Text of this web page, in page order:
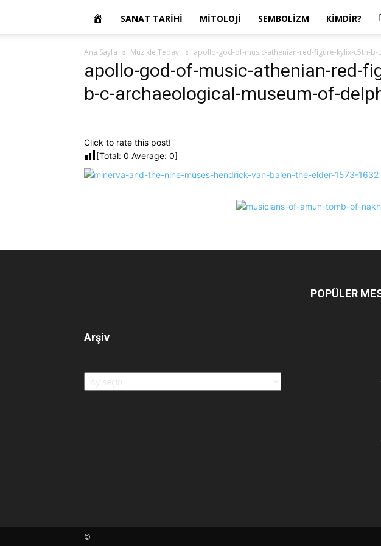
OKUR
YAZARIM
SANAT TARIHI MITOLOJI SEMBOLIZM KIMDIR?
Ana Sayfa Müzikle Tedavi apollo-god-of-music-athenian-red-figure-kylix-c5th-
apollo-god-of-music-athenian-red-
b-c-archaeological-museum-of-
Click to rate this post!
[Total: 0 Average: 0]
Arşiv
Arşiv
POPÜLER
©